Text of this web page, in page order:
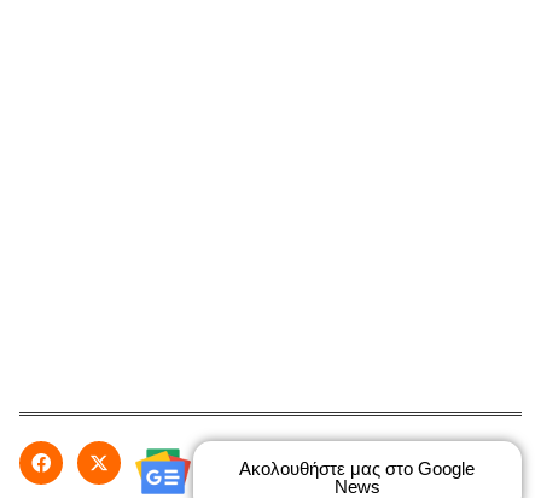
Ακολουθήστε μας στο Google
News